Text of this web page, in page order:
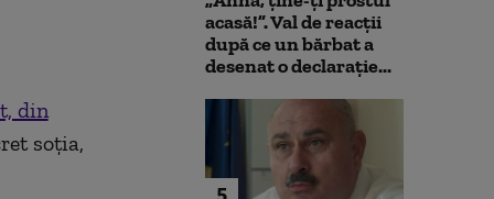
din
soţia,
acasă!”. Val de reacții
după ce un bărbat a
desenat o declarație...